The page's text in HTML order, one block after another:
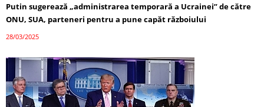
Putin sugerează „administrarea temporară a Ucrainei” de către
ONU, SUA, parteneri pentru a pune capăt războiului
28/03/2025